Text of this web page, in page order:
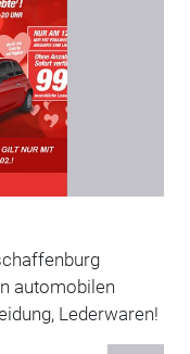
automobilen
Lederwaren!